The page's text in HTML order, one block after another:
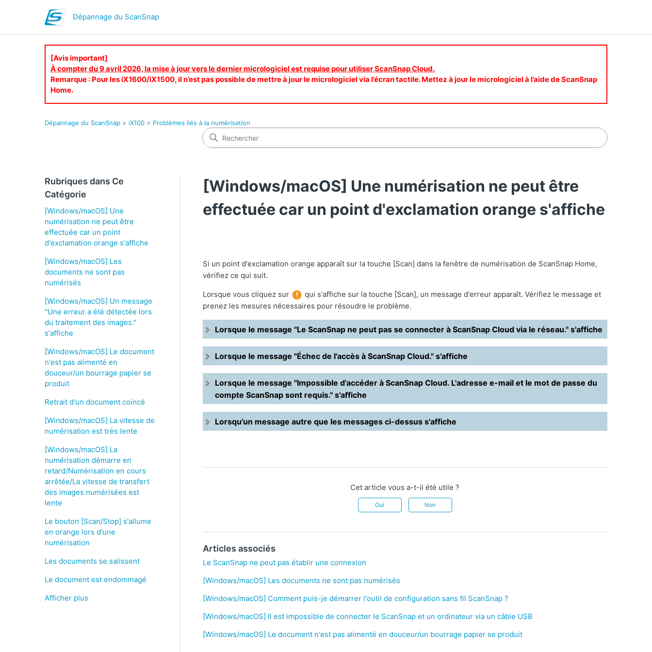
Dépannage du ScanSnap
[Avis important]
À compter du 9 avril 2026, la mise à jour vers le dernier micrologiciel est requise pour utiliser ScanSnap Cloud.
Remarque : Pour les iX1600/iX1500, il n’est pas possible de mettre à jour le micrologiciel via l’écran tactile. Mettez à jour le micrologiciel à l’aide de ScanSnap
Home.
Dépannage du ScanSnap iX100 Problèmes liés à la numérisation
Rubriques dans Ce
Catégorie
[Windows/macOS] Une
numérisation ne peut être
effectuée car un point
d'exclamation orange s'affiche
[Windows/macOS] Les
documents ne sont pas
numérisés
[Windows/macOS] Un message
"Une erreur a été détectée lors
du traitement des images."
s'affiche
[Windows/macOS] Le document
n'est pas alimenté en
douceur/un bourrage papier se
produit
Retrait d'un document coincé
[Windows/macOS] La vitesse de
numérisation est très lente
[Windows/macOS] La
numérisation démarre en
retard/Numérisation en cours
arrêtée/La vitesse de transfert
des images numérisées est
lente
Le bouton [Scan/Stop] s'allume
en orange lors d'une
numérisation
Les documents se salissent
Le document est endommagé
Afficher plus
[Windows/macOS] Une numérisation ne peut être
effectuée car un point d'exclamation orange s'affiche
Si un point d'exclamation orange apparaît sur la touche [Scan] dans la fenêtre de numérisation de ScanSnap Home,
vérifiez ce qui suit.
Lorsque vous cliquez sur
qui s'affiche sur la touche [Scan], un message d'erreur apparaît. Vérifiez le message et
prenez les mesures nécessaires pour résoudre le problème.
Lorsque le message "Le ScanSnap ne peut pas se connecter à ScanSnap Cloud via le réseau." s'affiche
Lorsque le message "Échec de l'accès à ScanSnap Cloud." s'affiche
Lorsque le message "Impossible d'accéder à ScanSnap Cloud. L'adresse e-mail et le mot de passe du
compte ScanSnap sont requis." s'affiche
Lorsqu'un message autre que les messages ci-dessus s'affiche
Cet article vous a-t-il été utile ?
Oui Non
Articles associés
Le ScanSnap ne peut pas établir une connexion
[Windows/macOS] Les documents ne sont pas numérisés
[Windows/macOS] Comment puis-je démarrer l'outil de configuration sans fil ScanSnap ?
[Windows/macOS] Il est impossible de connecter le ScanSnap et un ordinateur via un câble USB
[Windows/macOS] Le document n'est pas alimenté en douceur/un bourrage papier se produit